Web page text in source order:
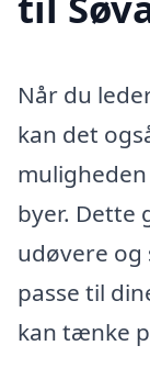
Når du
kan det
byer. Dette
udøvere og
passe til
kan tænke